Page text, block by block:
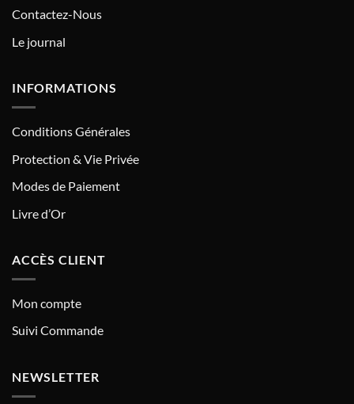
Contactez-Nous
Le journal
INFORMATIONS
Conditions Générales
Protection & Vie Privée
Modes de Paiement
Livre d’Or
ACCÈS CLIENT
Mon compte
Suivi Commande
NEWSLETTER